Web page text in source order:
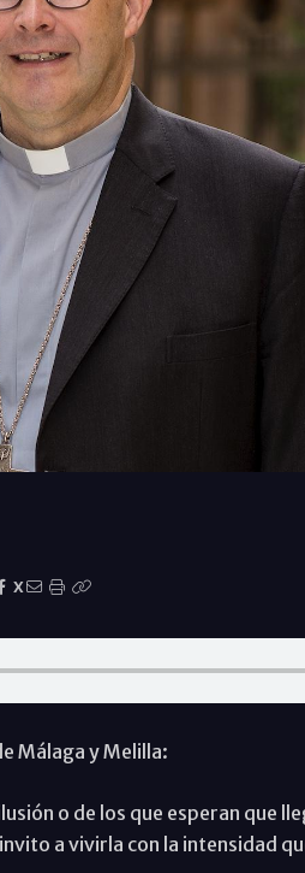
X
Málaga y Melilla:
o de los que esperan que
a vivirla con la intensidad